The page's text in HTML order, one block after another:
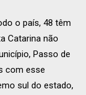
o país, 48 têm
Catarina não
Passo de
com esse
sul do estado,